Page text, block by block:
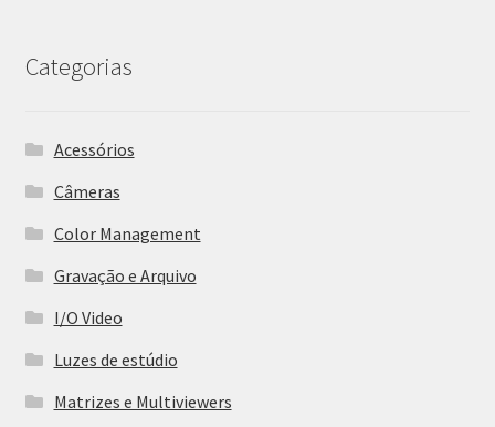
Categorias
Acessórios
Câmeras
Color Management
Gravação e Arquivo
I/O Video
Luzes de estúdio
Matrizes e Multiviewers